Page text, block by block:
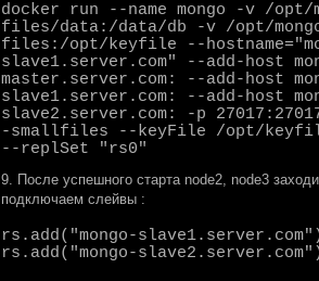
docker run --name mongo -v /opt/
files/data:/data/db -v /opt/
files:/opt/keyfile --
slave1.server.com" --add-host
master.server.com:
--add-host
slave1.server.com:
--add-host
slave2.server.com:
-p
-smallfiles --keyFile /opt/
--replSet "rs0"
9. После успешного старта node2, node3
подключаем слейвы :
rs.add("mongo-
rs.add("mongo-